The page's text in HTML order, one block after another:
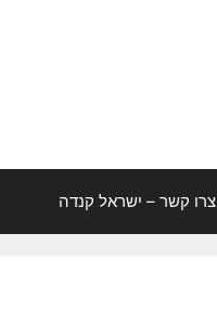
צרו קשר – ישראל קנדה